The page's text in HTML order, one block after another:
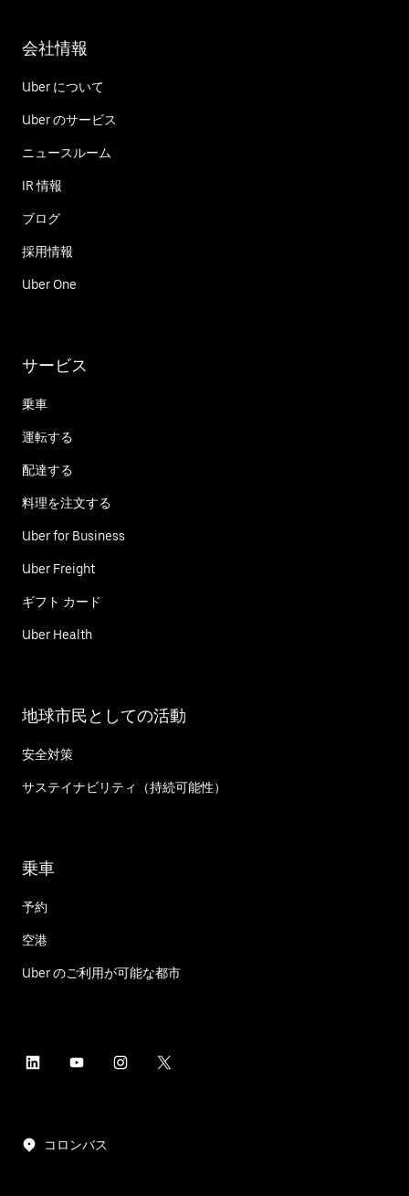
会社情報
Uber について
Uber のサービス
ニュースルーム
IR 情報
ブログ
採用情報
Uber One
サービス
乗車
運転する
配達する
料理を注文する
Uber for Business
Uber Freight
ギフト カード
Uber Health
地球市民としての活動
安全対策
サステイナビリティ（持続可能性）
乗車
予約
空港
Uber のご利用が可能な都市
コロンバス